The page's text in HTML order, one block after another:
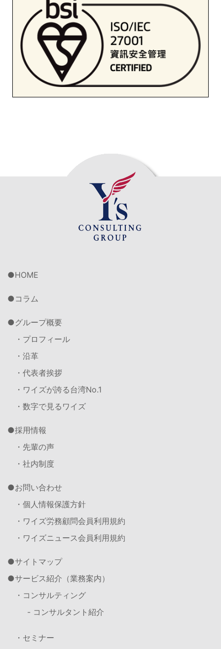
HOME
コラム
グループ概要
・プロフィール
・沿革
・代表者挨拶
・ワイズが誇る台湾No.1
・数字で見るワイズ
採用情報
・先輩の声
・社内制度
お問い合わせ
・個人情報保護方針
・ワイズ労務顧問会員利用規約
・ワイズニュース会員利用規約
サイトマップ
サービス紹介（業務案内）
・コンサルティング
- コンサルタント紹介
・セミナー